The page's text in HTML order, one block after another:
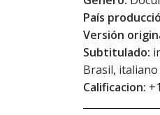
País
Versión
Subtitulado:
Brasil,
Calificacion: